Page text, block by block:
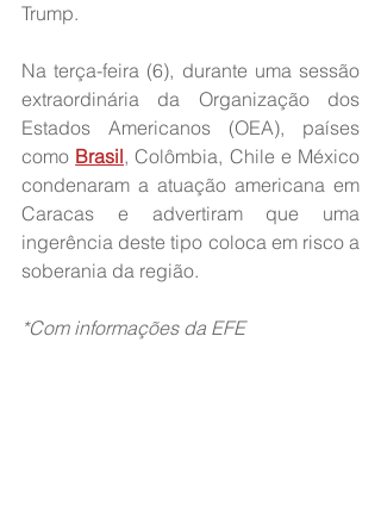
Trump.
Na terça-feira (6), durante uma sessão
extraordinária da Organização dos
Estados Americanos (OEA), países
como Brasil, Colômbia, Chile e México
condenaram a atuação americana em
Caracas e advertiram que uma
ingerência deste tipo coloca em risco a
soberania da região.
*Com informações da EFE